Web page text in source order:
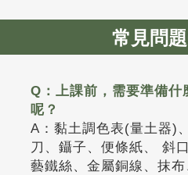
常見問
Q：上課前，需要準備什
呢？
A：黏土調色表(量土器)
刀、鑷子、便條紙、 斜
藝鐵絲、金屬銅線、抹布